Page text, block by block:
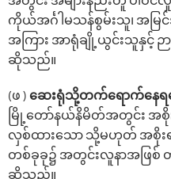
ကိုယ်အင်္ဂါမသန်စွမ်းသူ၊ အမြင်
အကြား အာရုံချို့ယွင်းသူနှင့်
ဆိုသည်။
(ဖ ) ဆေးရုံသို့တက်ရောက်နေရ
မြို့တော်နယ်နိမိတ်အတွင်း အစို
လှစ်ထားသော သို့မဟုတ် အစိုး
တစ်ခုခု၌ အတွင်းလူနာအဖြ
ဆိုသည်။